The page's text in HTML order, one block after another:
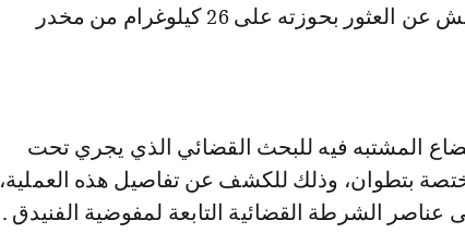
حيث أسفرت عملية التفتيش عن العثور بحوزته على 26 كيلوغرام من مخدر
المشتبه فيه للبحث القضائي الذي يجري تحت
بتطوان، وذلك للكشف عن تفاصيل هذه العملية،
عناصر الشرطة القضائية التابعة لمفوضية الفنيدق .